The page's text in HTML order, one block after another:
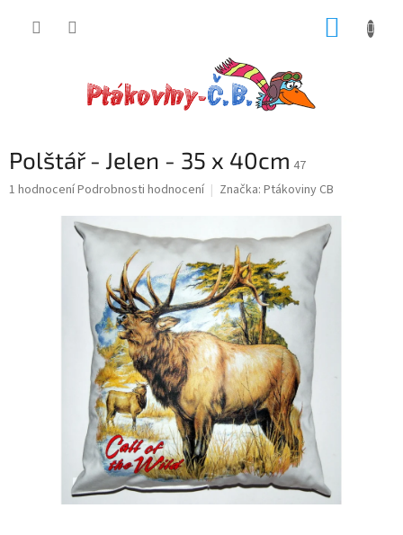
Polštář - Jelen - 35 x 40cm 47
Průměrné
1 hodnoceníPodrobnosti hodnocení Značka: Ptákoviny CB